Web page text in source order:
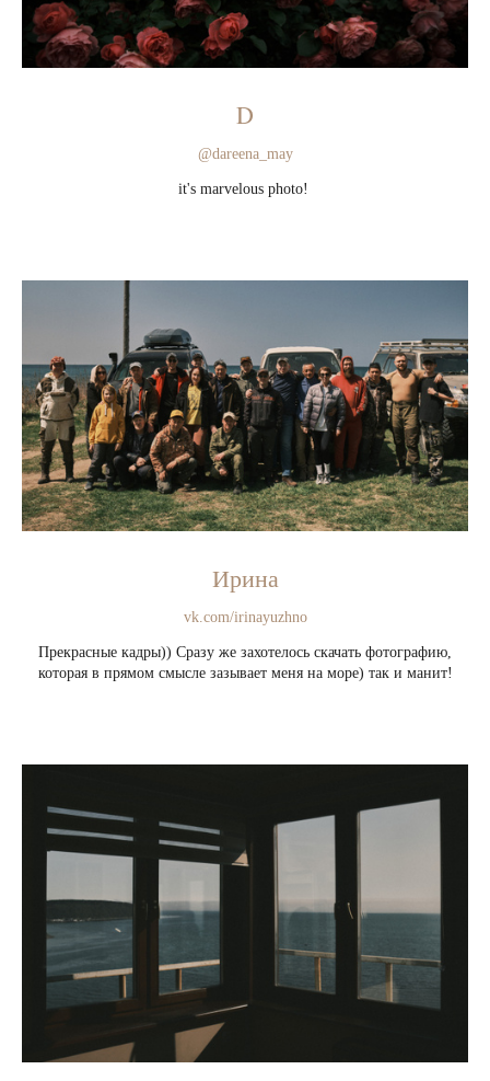
D
@dareena_may
it's marvelous photo!
Ирина
vk.com/irinayuzhno
Прекрасные кадры)) Сразу же захотелось скачать фотографию,
которая в прямом смысле зазывает меня на море) так и манит!